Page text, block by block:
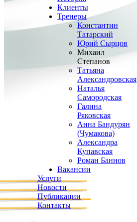
Клиенты
Тренеры
Константин
Татарский
Юрий Сырцов
Михаил
Степанов
Татьяна
Александровская
Наталья
Самородская
Галина
Ряковская
Анна Бандурян
(Чумакова)
Александра
Купавская
Роман Баннов
Вакансии
Услуги
Новости
Публикации
Контакты